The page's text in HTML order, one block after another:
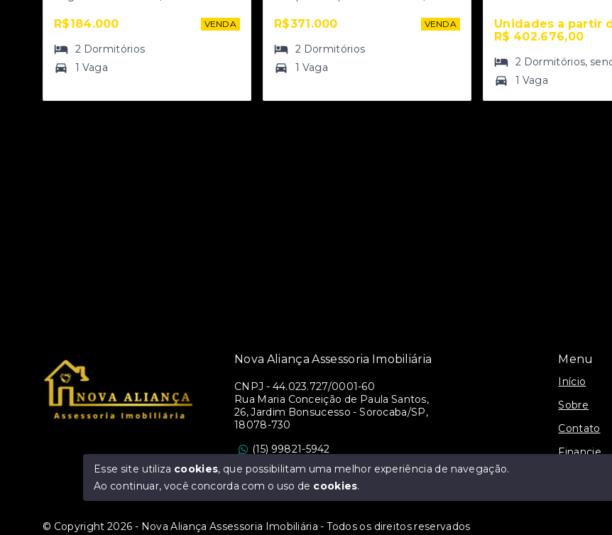
R$184.000 VENDA
2 Dormitórios
1 Vaga
R$371.000 VENDA
2 Dormitórios
1 Vaga
Unidades a partir
R$ 402.676,00
2 Dormitórios,
1 Vaga
Menu
Início
Sobre
Contato
Financie
Nova Aliança Assessoria Imobiliária
CNPJ - 44.023.727/0001-60
Rua Maria Conceição de Paula Santos,
26, Jardim Bonsucesso - Sorocaba/SP,
18078-730
(15) 99821-5942
assessorianovaalianca@gmail.com
© Copyright 2026 - Nova Aliança Assessoria Imobiliária - Todos os direitos reservados
Esse site utiliza cookies, que possibilitam uma melhor experiência de navegação.
Ao continuar, você concorda com o uso de cookies.